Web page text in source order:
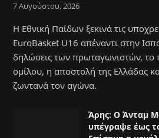
7 Αυγούστου, 2026
Η Εθνική Παίδων ξεκινά τις
EuroBasket U16 απέναντι στην
δηλώσεις των πρωταγωνιστών, το
ομίλου, η αποστολή της Ελλάδας
ζωντανά τον αγώνα.
Άρης: Ο Άνταμ
υπέγραψε έως